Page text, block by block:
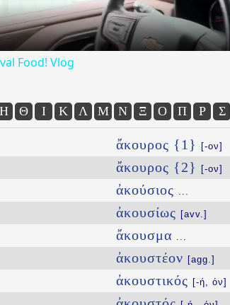
Food! Vlog
Η Θ Ι Κ Λ Μ Ν Ξ Ο Π Ρ Σ
ἄκουρος {1} [-ον]
ἄκουρος {2} [-ον]
ἀκούσιος
ἀκουσίως [avv.]
ἄκουσμα
ἀκουστέον [agg.]
ἀκουστικός [-ή, όν]